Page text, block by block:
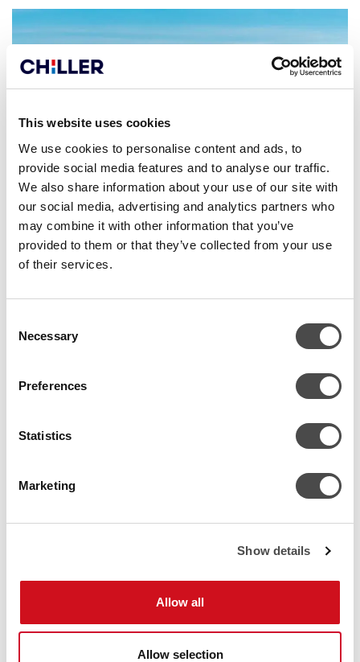
This website uses cookies
We use cookies to personalise content and ads, to
provide social media features and to analyse our traffic.
We also share information about your use of our site with
our social media, advertising and analytics partners who
may combine it with other information that you’ve
provided to them or that they’ve collected from your use
of their services.
Selection
Necessary
Preferences
Statistics
Marketing
Show details
Allow all
Allow selection
EPD ei ole vain dokumentti, vaan työkalu, joka tukee vastuullista
Läpinäkyvyys: